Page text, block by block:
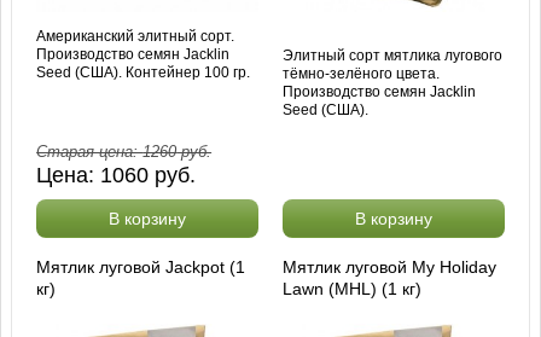
Американский элитный сорт.
Производство семян Jacklin
Seed (США). Контейнер 100 гр.
Старая цена:1260руб.
Цена: 1060 руб.
В корзину
Элитный сорт мятлика лугового
тёмно-зелёного цвета.
Производство семян Jacklin
Seed (США).
В корзину
Мятлик луговой Jackpot (1
кг)
Мятлик луговой My Holiday
Lawn (MHL) (1 кг)